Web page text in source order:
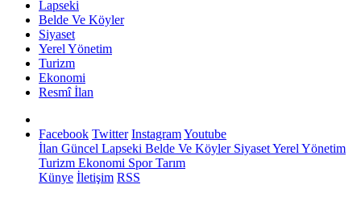
Lapseki
Belde Ve Köyler
Siyaset
Yerel Yönetim
Turizm
Ekonomi
Resmî İlan
Facebook Twitter InstagramYoutube
İlan Güncel Lapseki Belde Ve KöylerSiyasetYerel Yönetim
Turizm Ekonomi SporTarım
Künye İletişim RSS